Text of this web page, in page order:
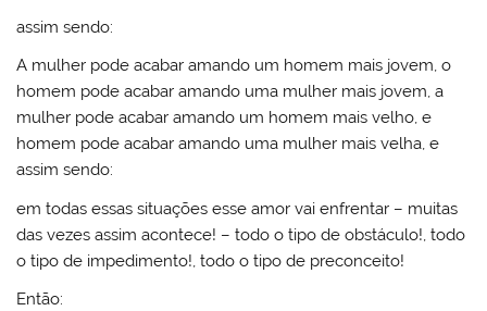
assim sendo:
A mulher pode acabar amando um homem mais jovem, o
homem pode acabar amando uma mulher mais jovem, a
mulher pode acabar amando um homem mais velho, e
homem pode acabar amando uma mulher mais velha, e
assim sendo:
em todas essas situações esse amor vai enfrentar – muitas
das vezes assim acontece! – todo o tipo de obstáculo!, todo
o tipo de impedimento!, todo o tipo de preconceito!
Então: